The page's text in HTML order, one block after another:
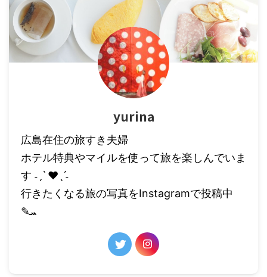
yurina
広島在住の旅すき夫婦
ホテル特典やマイルを使って旅を楽しんでいま
す ˗ˏˋ ❤︎ˎˊ˗
行きたくなる旅の写真をInstagramで投稿中
✎ܚ